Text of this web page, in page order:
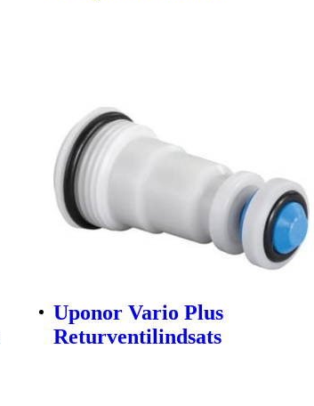
Uponor Vario Plus
Returventilindsats